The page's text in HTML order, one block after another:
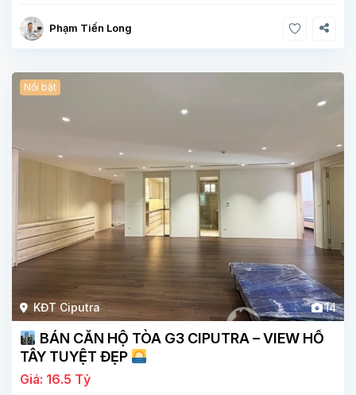
Phạm Tiến Long
KĐT Ciputra 14
Nổi bật
BÁN CĂN HỘ TÒA G3 CIPUTRA – VIEW HỒ
TÂY TUYỆT ĐẸP
Giá: 16.5 Tỷ